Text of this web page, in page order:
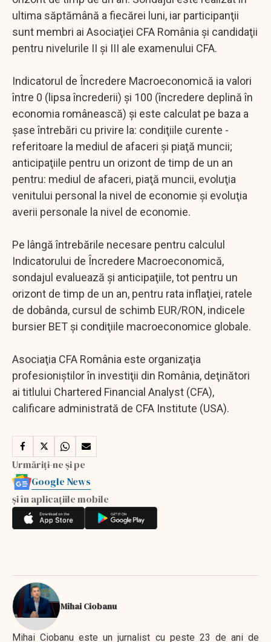
ultima săptămână a fiecărei luni, iar participanţii
sunt membri ai Asociaţiei CFA România şi candidaţii
pentru nivelurile II şi III ale examenului CFA.
Indicatorul de Încredere Macroeconomică ia valori
între 0 (lipsa încrederii) şi 100 (încredere deplină în
economia românească) şi este calculat pe baza a
şase întrebări cu privire la: condiţiile curente -
referitoare la mediul de afaceri şi piaţă muncii;
anticipaţiile pentru un orizont de timp de un an
pentru: mediul de afaceri, piaţă muncii, evoluţia
venitului personal la nivel de economie şi evoluţia
averii personale la nivel de economie.
Pe lângă întrebările necesare pentru calculul
Indicatorului de Încredere Macroeconomică,
sondajul evaluează şi anticipaţiile, tot pentru un
orizont de timp de un an, pentru rata inflaţiei, ratele
de dobânda, cursul de schimb EUR/RON, indicele
bursier BET şi condiţiile macroeconomice globale.
Asociaţia CFA România este organizaţia
profesioniştilor în investiţii din România, deţinători
ai titlului Chartered Financial Analyst (CFA),
calificare administrată de CFA Institute (USA).
Urmăriți-ne și pe
Google News
și în aplicațiile mobile
Mihai Ciobanu
Mihai Ciobanu este un jurnalist cu peste 23 de ani de